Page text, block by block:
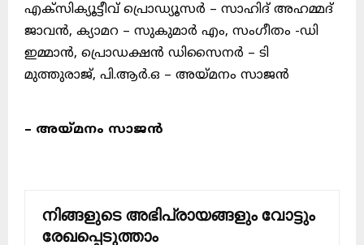
എക്സിക്യൂട്ടീവ് പ്രൊഡ്യൂസർ – സാഹിദ് അഹമ്മദ്
ജാവൻ, ക്യാമറ – സുകുമാർ എം, സംഗീതം -ഡി
ഇമ്മാൻ, പ്രൊഡക്ഷൻ ഡിസൈനർ – ടി
മുത്തുരാജ്, പി.ആർ.ഒ – അയ്മനം സാജൻ
– അയ്മനം സാജൻ
നിങ്ങളുടെ അഭിപ്രായങ്ങളും വോട്ടും
രേഖപ്പെടുത്താം